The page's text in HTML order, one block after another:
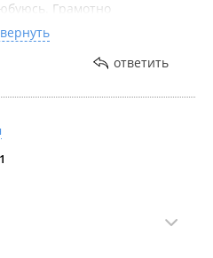
Грамотно
препаратов, новинок, о
расписала план
полочкам, теперьответить
1